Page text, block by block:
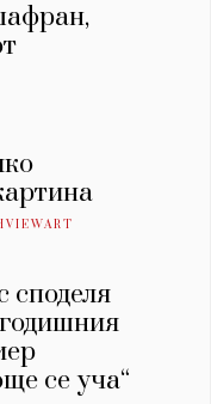
споделя
се уча“